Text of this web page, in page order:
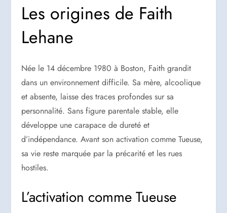
Les origines de Faith
Lehane
Née le 14 décembre 1980 à Boston, Faith grandit
dans un environnement difficile. Sa mère, alcoolique
et absente, laisse des traces profondes sur sa
personnalité. Sans figure parentale stable, elle
développe une carapace de dureté et
d’indépendance. Avant son activation comme Tueuse,
sa vie reste marquée par la précarité et les rues
hostiles.
L’activation comme Tueuse